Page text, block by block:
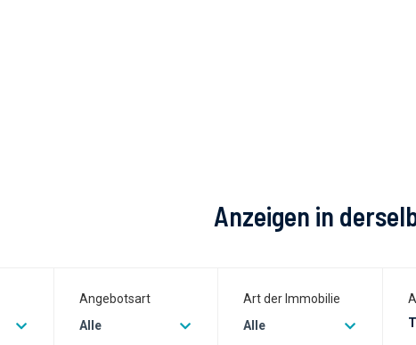
Anzeigen in
Angebotsart
Alle
Art der Immobilie
Alle